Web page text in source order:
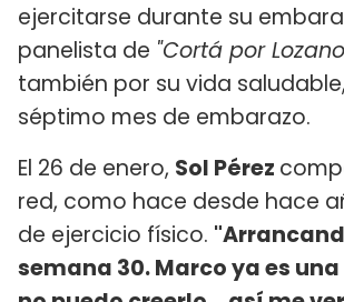
ejercitarse durante su
panelista de "Cortá por
también por su vida
séptimo mes de embarazo.
El 26 de enero, Sol Pérez
red, como hace desde hace
de ejercicio físico.
semana 30. Marco ya es